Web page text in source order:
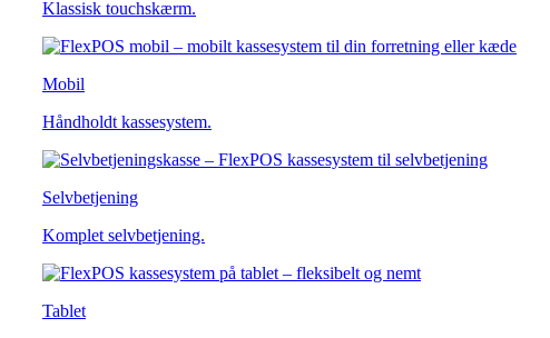
Klassisk touchskærm.
Mobil
Håndholdt kassesystem.
Selvbetjening
Komplet selvbetjening.
Tablet